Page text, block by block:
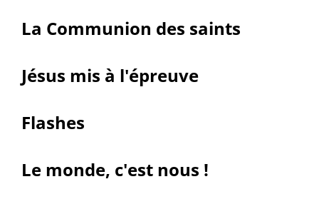
La Communion des saints
Jésus mis à l'épreuve
Flashes
Le monde, c'est nous !